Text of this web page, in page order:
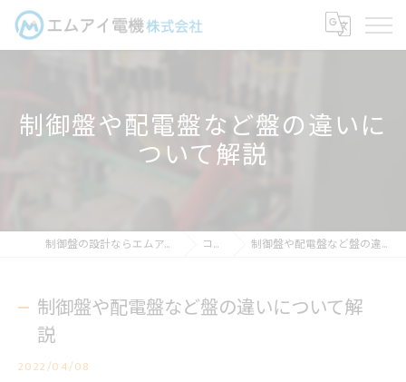
制御盤や配電盤など盤の違いに
ついて解説
制御盤の設計ならエムアイ電機株式会社 コラム 制御盤や配電盤など盤の違いについて解説
制御盤や配電盤など盤の違いについて解
説
2022/04/08